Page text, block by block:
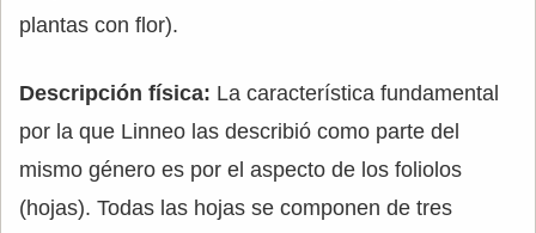
plantas con flor).
Descripción física: La característica fundamental
por la que Linneo las describió como parte del
mismo género es por el aspecto de los foliolos
(hojas). Todas las hojas se componen de tres